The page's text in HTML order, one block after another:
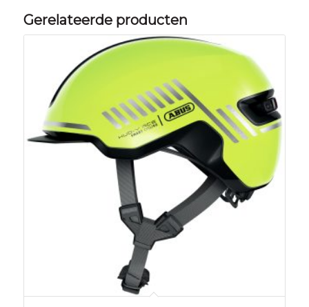
Gerelateerde producten